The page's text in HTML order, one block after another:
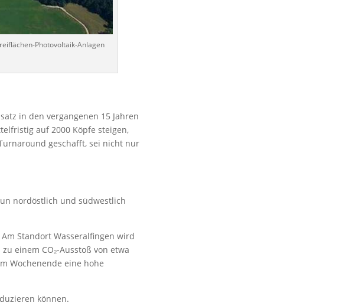
Photovoltaik-Anlagen
in den vergangenen 15 Jahren
auf 2000 Köpfe steigen,
geschafft, sei nicht nur
nordöstlich und südwestlich
Standort Wasseralfingen wird
einem CO₂-Ausstoß von etwa
Wochenende eine hohe
können.